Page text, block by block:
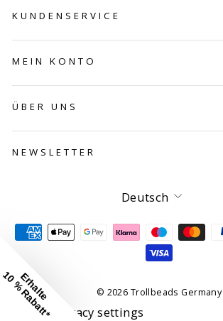
KUNDENSERVICE
MEIN KONTO
ÜBER UNS
NEWSLETTER
Sprache
Deutsch
© 2026 Trollbeads Germany
Manage privacy settings
Erhalte
10 % Rabatt*